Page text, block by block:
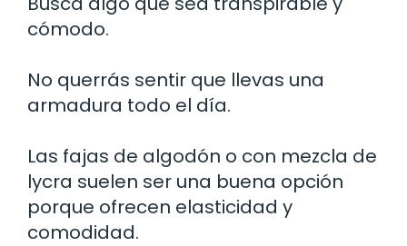
cómodo.
No querrás sentir que llevas una
armadura todo el día.
Las fajas de algodón o con mezcla de
lycra suelen ser una buena opción
porque ofrecen elasticidad y
comodidad.